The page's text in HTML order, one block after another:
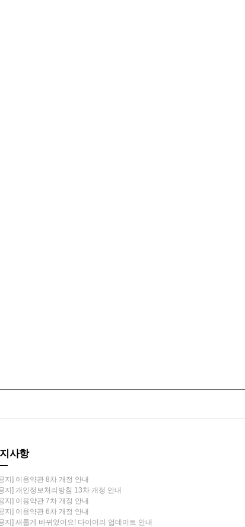
사항
지] 이용약관 8차 개정 안내
지] 개인정보처리방침 13차 개정 안내
지] 이용약관 7차 개정 안내
지] 이용약관 6차 개정 안내
지] 새롭게 바뀌었어요! 다이어리 업데이트 안내